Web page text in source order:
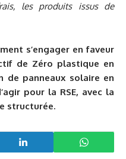
les produits issus de
s’engager en faveur
de Zéro plastique en
de panneaux solaire en
pour la RSE, avec la
structurée.